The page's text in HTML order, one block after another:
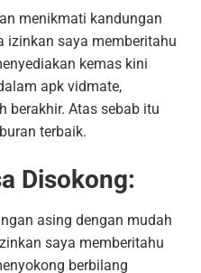
menikmati kandungan
izinkan saya memberitahu
kemas kini
apk vidmate,
berakhir. Atas sebab itu
terbaik.
Disokong:
asing dengan mudah
saya memberitahu
berbilang